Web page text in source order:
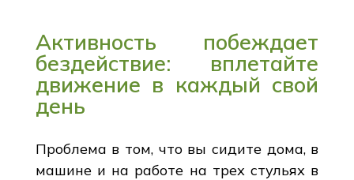
Активность побеждает
бездействие: вплетайте
движение в каждый свой
день
Проблема в том, что вы сидите дома, в
машине и на работе на трех стульях в